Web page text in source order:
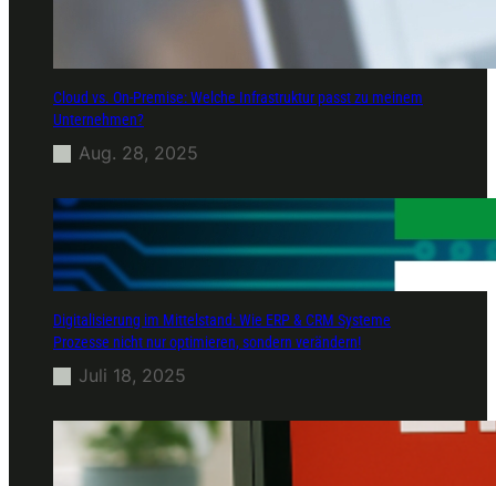
Cloud vs. On-Premise: Welche Infrastruktur passt zu meinem
Unternehmen?
Aug. 28, 2025
Digitalisierung im Mittelstand: Wie ERP & CRM Systeme
Prozesse nicht nur optimieren, sondern verändern!
Juli 18, 2025